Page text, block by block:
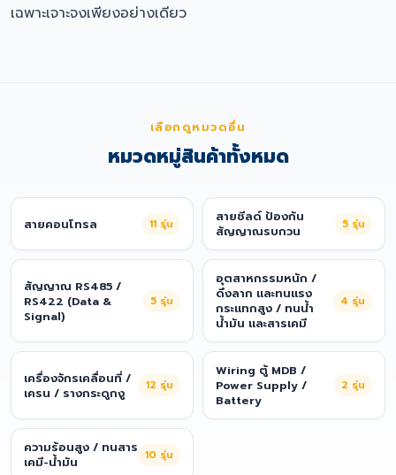
เฉพาะเจาะจงเพียงอย่างเดียว
เลือกดูหมวดอื่น
หมวดหมู่สินค้าทั้งหมด
สายคอนโทรล 11 รุ่น
สายชีลด์ ป้องกัน
สัญญาณรบกวน
5 รุ่น
สัญญาณ RS485 /
RS422 (Data &
Signal)
5 รุ่น
อุตสาหกรรมหนัก /
ดึงลาก และทนแรง
กระแทกสูง / ทนน้ำ
น้ำมัน และสารเคมี
4 รุ่น
เครื่องจักรเคลื่อนที่ /
เครน / รางกระดูกงู
12 รุ่น
Wiring ตู้ MDB /
Power Supply /
Battery
2 รุ่น
ความร้อนสูง / ทนสาร
เคมี-น้ำมัน
10 รุ่น